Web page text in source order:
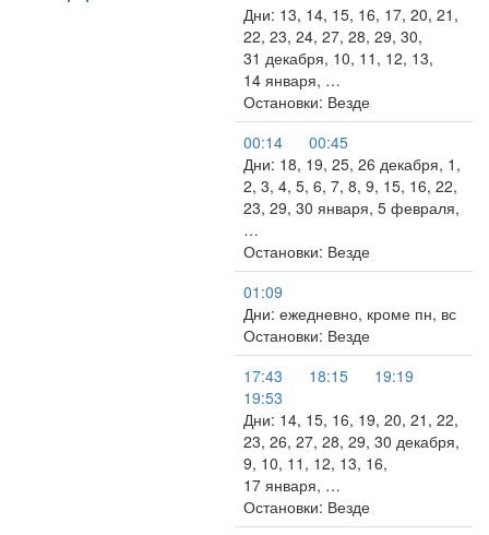
Дни: 13, 14, 15, 16, 17, 20, 21,
22, 23, 24, 27, 28, 29, 30,
31 декабря, 10, 11, 12, 13,
14 января, …
Остановки: Везде
00:14
00:45
Дни: 18, 19, 25, 26 декабря, 1,
2, 3, 4, 5, 6, 7, 8, 9, 15, 16, 22,
23, 29, 30 января, 5 февраля,
…
Остановки: Везде
01:09
Дни: ежедневно, кроме пн, вс
Остановки: Везде
17:43
18:15
19:19
19:53
Дни: 14, 15, 16, 19, 20, 21, 22,
23, 26, 27, 28, 29, 30 декабря,
9, 10, 11, 12, 13, 16,
17 января, …
Остановки: Везде